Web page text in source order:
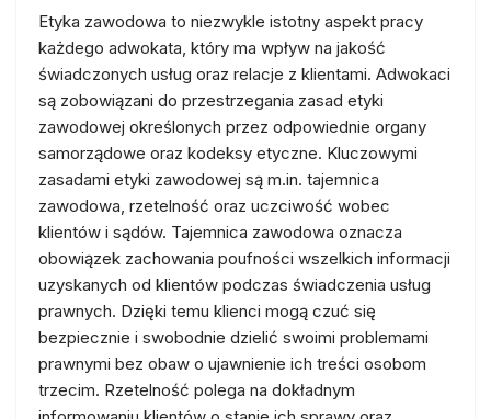
Etyka zawodowa to niezwykle istotny aspekt pracy
każdego adwokata, który ma wpływ na jakość
świadczonych usług oraz relacje z klientami. Adwokaci
są zobowiązani do przestrzegania zasad etyki
zawodowej określonych przez odpowiednie organy
samorządowe oraz kodeksy etyczne. Kluczowymi
zasadami etyki zawodowej są m.in. tajemnica
zawodowa, rzetelność oraz uczciwość wobec
klientów i sądów. Tajemnica zawodowa oznacza
obowiązek zachowania poufności wszelkich informacji
uzyskanych od klientów podczas świadczenia usług
prawnych. Dzięki temu klienci mogą czuć się
bezpiecznie i swobodnie dzielić swoimi problemami
prawnymi bez obaw o ujawnienie ich treści osobom
trzecim. Rzetelność polega na dokładnym